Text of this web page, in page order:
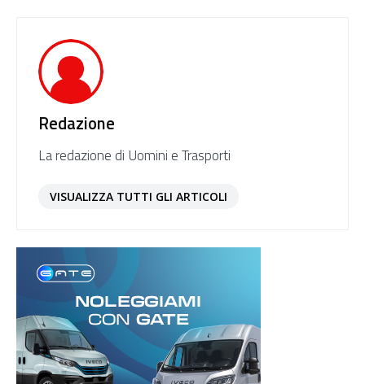
Redazione
La redazione di Uomini e Trasporti
VISUALIZZA TUTTI GLI ARTICOLI